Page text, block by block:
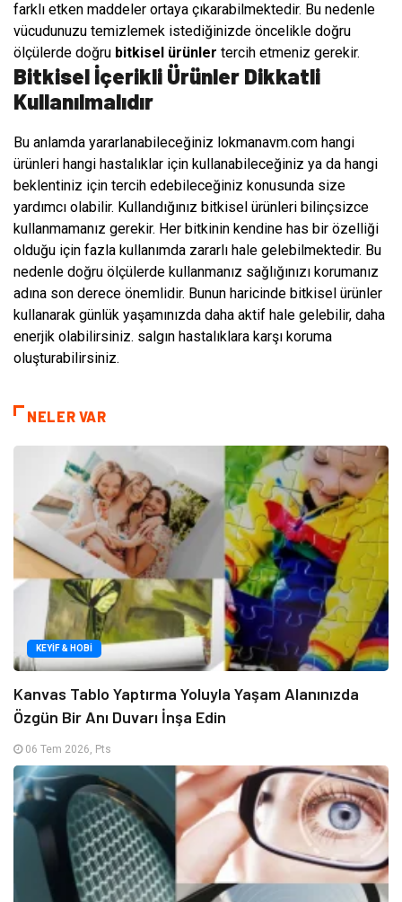
farklı etken maddeler ortaya çıkarabilmektedir. Bu nedenle
vücudunuzu temizlemek istediğinizde öncelikle doğru
ölçülerde doğru bitkisel ürünler tercih etmeniz gerekir.
Bitkisel İçerikli Ürünler Dikkatli
Kullanılmalıdır
Bu anlamda yararlanabileceğiniz lokmanavm.com hangi
ürünleri hangi hastalıklar için kullanabileceğiniz ya da hangi
beklentiniz için tercih edebileceğiniz konusunda size
yardımcı olabilir. Kullandığınız bitkisel ürünleri bilinçsizce
kullanmamanız gerekir. Her bitkinin kendine has bir özelliği
olduğu için fazla kullanımda zararlı hale gelebilmektedir. Bu
nedenle doğru ölçülerde kullanmanız sağlığınızı korumanız
adına son derece önemlidir. Bunun haricinde bitkisel ürünler
kullanarak günlük yaşamınızda daha aktif hale gelebilir, daha
enerjik olabilirsiniz. salgın hastalıklara karşı koruma
oluşturabilirsiniz.
NELER VAR
KEYIF & HOBI
Kanvas Tablo Yaptırma Yoluyla Yaşam Alanınızda
Özgün Bir Anı Duvarı İnşa Edin
06 Tem 2026, Pts